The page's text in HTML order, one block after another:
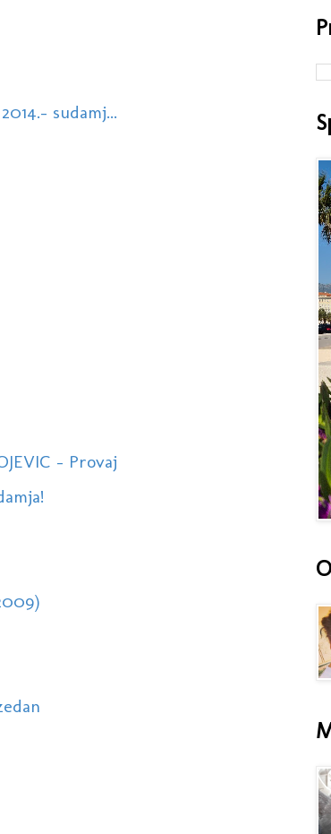
sudamj...
- Provaj